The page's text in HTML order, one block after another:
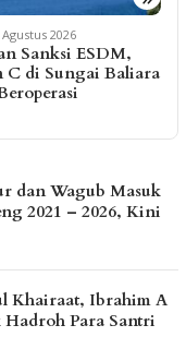
2026
Prioritaskan
Dasar
di Tengah
dan Wagub Masuk
2021 – 2026, Kini
Khairaat, Ibrahim A
Para Santri